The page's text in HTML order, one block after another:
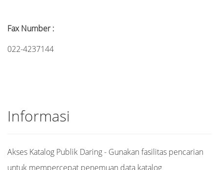
Fax Number :
022-4237144
Informasi
Akses Katalog Publik Daring - Gunakan fasilitas pencarian
untuk mempercepat penemuan data katalog